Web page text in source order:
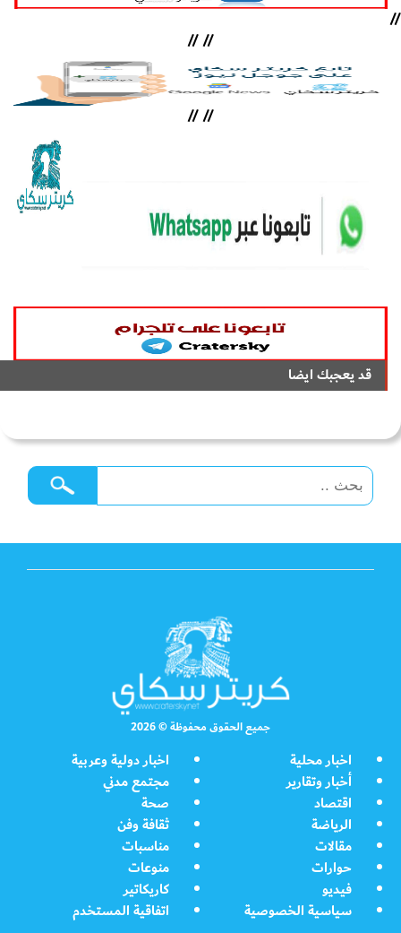
//
//
//
//
//
قد يعجبك ايضا
جميع الحقوق محفوظة © 2026
اخبار محلية
اخبار دولية وعربية
أخبار وتقارير
مجتمع مدني
اقتصاد
صحة
الرياضة
ثقافة وفن
مقالات
مناسبات
حوارات
منوعات
فيديو
كاريكاتير
سياسية الخصوصية
اتفاقية المستخدم